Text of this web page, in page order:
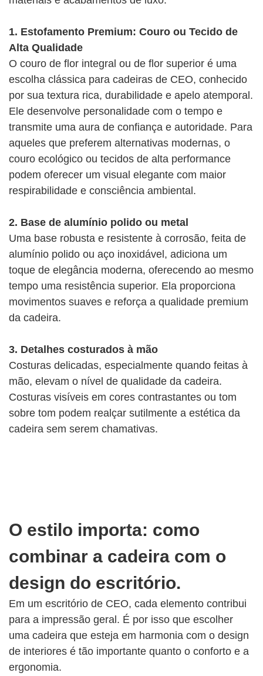
1. Estofamento Premium: Couro ou Tecido de
Alta Qualidade
O couro de flor integral ou de flor superior é uma
escolha clássica para cadeiras de CEO, conhecido
por sua textura rica, durabilidade e apelo atemporal.
Ele desenvolve personalidade com o tempo e
transmite uma aura de confiança e autoridade. Para
aqueles que preferem alternativas modernas, o
couro ecológico ou tecidos de alta performance
podem oferecer um visual elegante com maior
respirabilidade e consciência ambiental.
2. Base de alumínio polido ou metal
Uma base robusta e resistente à corrosão, feita de
alumínio polido ou aço inoxidável, adiciona um
toque de elegância moderna, oferecendo ao mesmo
tempo uma resistência superior. Ela proporciona
movimentos suaves e reforça a qualidade premium
da cadeira.
3. Detalhes costurados à mão
Costuras delicadas, especialmente quando feitas à
mão, elevam o nível de qualidade da cadeira.
Costuras visíveis em cores contrastantes ou tom
sobre tom podem realçar sutilmente a estética da
cadeira sem serem chamativas.
O estilo importa: como
combinar a cadeira com o
design do escritório.
Em um escritório de CEO, cada elemento contribui
para a impressão geral. É por isso que escolher
uma cadeira que esteja em harmonia com o design
de interiores é tão importante quanto o conforto e a
ergonomia.